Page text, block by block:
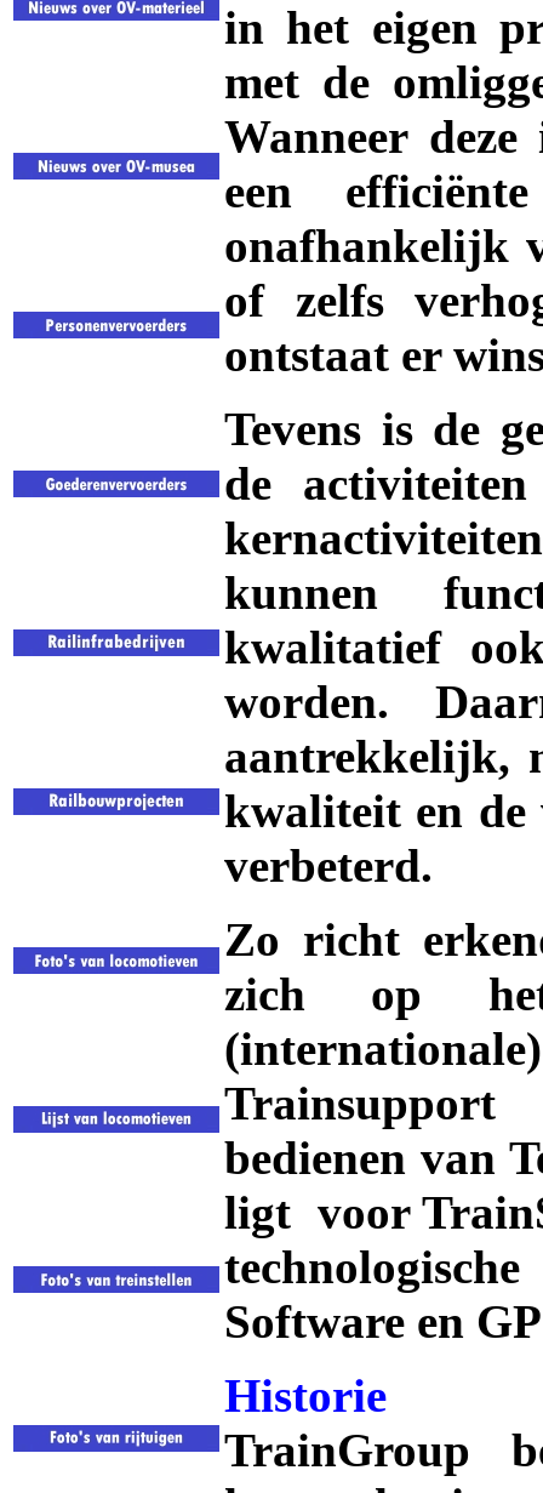
in het eigen
met de
Wanneer
een
onafhankelijk
of zelfs
ontstaat er
Tevens is de
de
kunnen
kwalitatief
worden.
aantrekkelijk,
kwaliteit en de
verbeterd.
Zo richt
zich op
Trainsupport
bedienen van
ligt voor
Software en
Historie
TrainGroup